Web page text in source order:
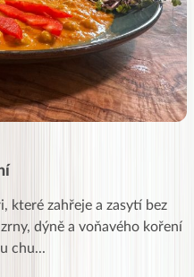
které zahřeje a zasytí bez
dýně a voňavého koření
chu...